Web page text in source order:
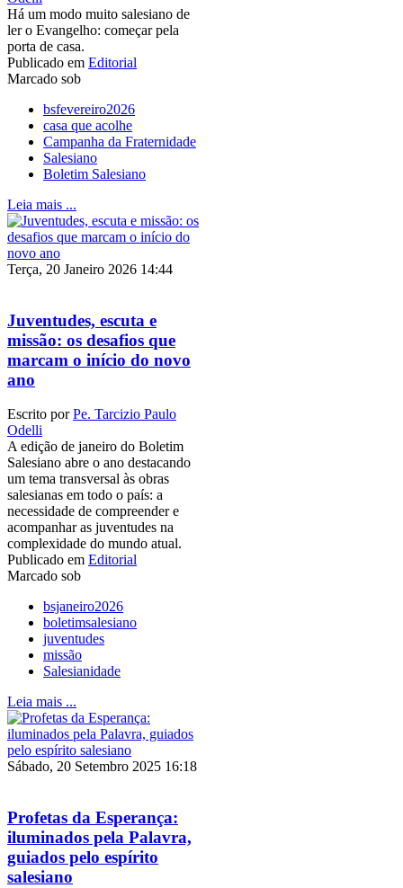
Há um modo muito salesiano de
ler o Evangelho: começar pela
porta de casa.
Publicado em Editorial
Marcado sob
bsfevereiro2026
casa que acolhe
Campanha da Fraternidade
Salesiano
Boletim Salesiano
Leia mais ...
Terça, 20 Janeiro 2026 14:44
Juventudes, escuta e
missão: os desafios que
marcam o início do novo
ano
Escrito porPe. Tarcizio Paulo
Odelli
A edição de janeiro do Boletim
Salesiano abre o ano destacando
um tema transversal às obras
salesianas em todo o país: a
necessidade de compreender e
acompanhar as juventudes na
complexidade do mundo atual.
Publicado em Editorial
Marcado sob
bsjaneiro2026
boletimsalesiano
juventudes
missão
Salesianidade
Leia mais ...
Sábado, 20 Setembro 2025 16:18
Profetas da Esperança:
iluminados pela Palavra,
guiados pelo espírito
salesiano